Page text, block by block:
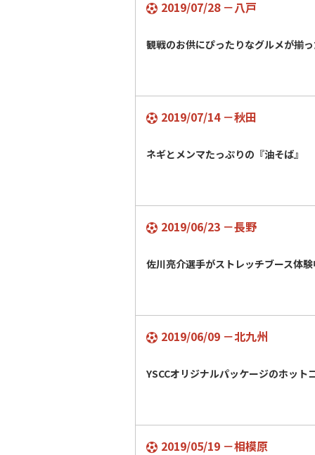
2019/07/28 －八戸
観戦のお供にぴったりなグルメが揃
2019/07/14 －秋田
ネギとメンマたっぷりの『油そば』
2019/06/23 －長野
佐川亮介選手がストレッチブース体
2019/06/09 －北九州
YSCCオリジナルパッケージのホット
2019/05/19 －相模原